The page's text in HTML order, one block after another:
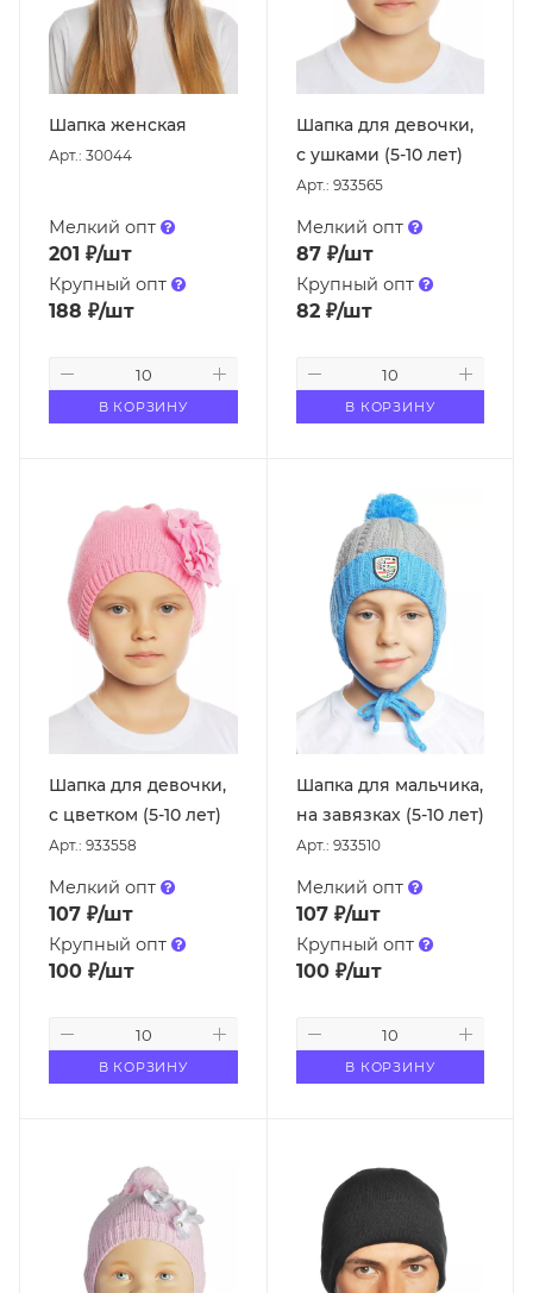
Шапка женская
Арт.: 30044
Мелкий опт
201 ₽/шт
Крупный опт
188 ₽/шт
В КОРЗИНУ
Шапка для девочки,
с ушками (5-10 лет)
Арт.: 933565
Мелкий опт
87₽/шт
Крупный опт
82₽/шт
В КОРЗИНУ
Шапка для девочки,
с цветком (5-10 лет)
Арт.: 933558
Мелкий опт
107 ₽/шт
Крупный опт
100 ₽/шт
В КОРЗИНУ
Шапка для мальчика,
на завязках (5-10 лет)
Арт.: 933510
Мелкий опт
107₽/шт
Крупный опт
100₽/шт
В КОРЗИНУ